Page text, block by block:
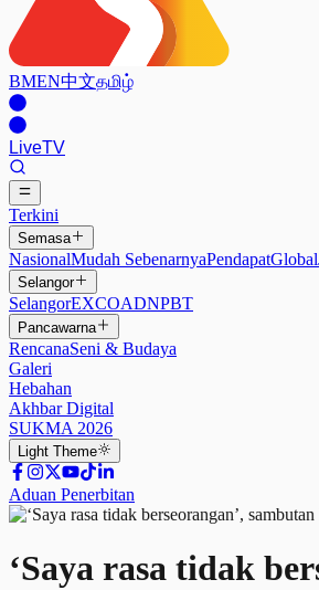
BMEN中文தமிழ்
LiveTV
Terkini
Semasa
NasionalMudah SebenarnyaPendapatGlobal
Selangor
SelangorEXCOADNPBT
Pancawarna
RencanaSeni & Budaya
Galeri
Hebahan
Akhbar Digital
SUKMA 2026
Light Theme
Aduan Penerbitan
‘Saya rasa tidak